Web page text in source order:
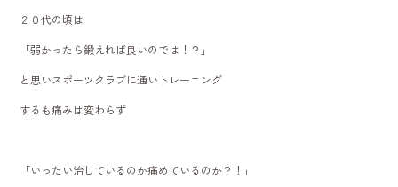
２０代の頃は
「弱かったら鍛えれば良いのでは！？」
と思いスポーツクラブに通いトレーニング
するも痛みは変わらず
「いったい治しているのか痛めているのか？！」